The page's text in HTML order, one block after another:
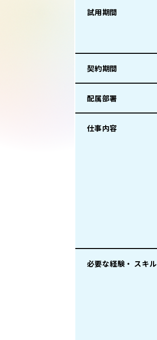
試用期間
契約期間
配属部署
仕事内容
必要な経験・ スキル